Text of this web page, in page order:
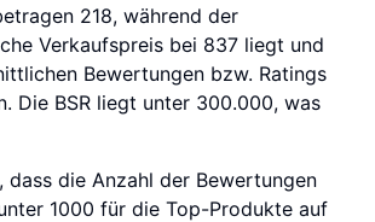
218, während der
Verkaufspreis bei 837 liegt und
Bewertungen bzw. Ratings
Die BSR liegt unter 300.000, was
dass die Anzahl der Bewertungen
1000 für die Top-Produkte auf